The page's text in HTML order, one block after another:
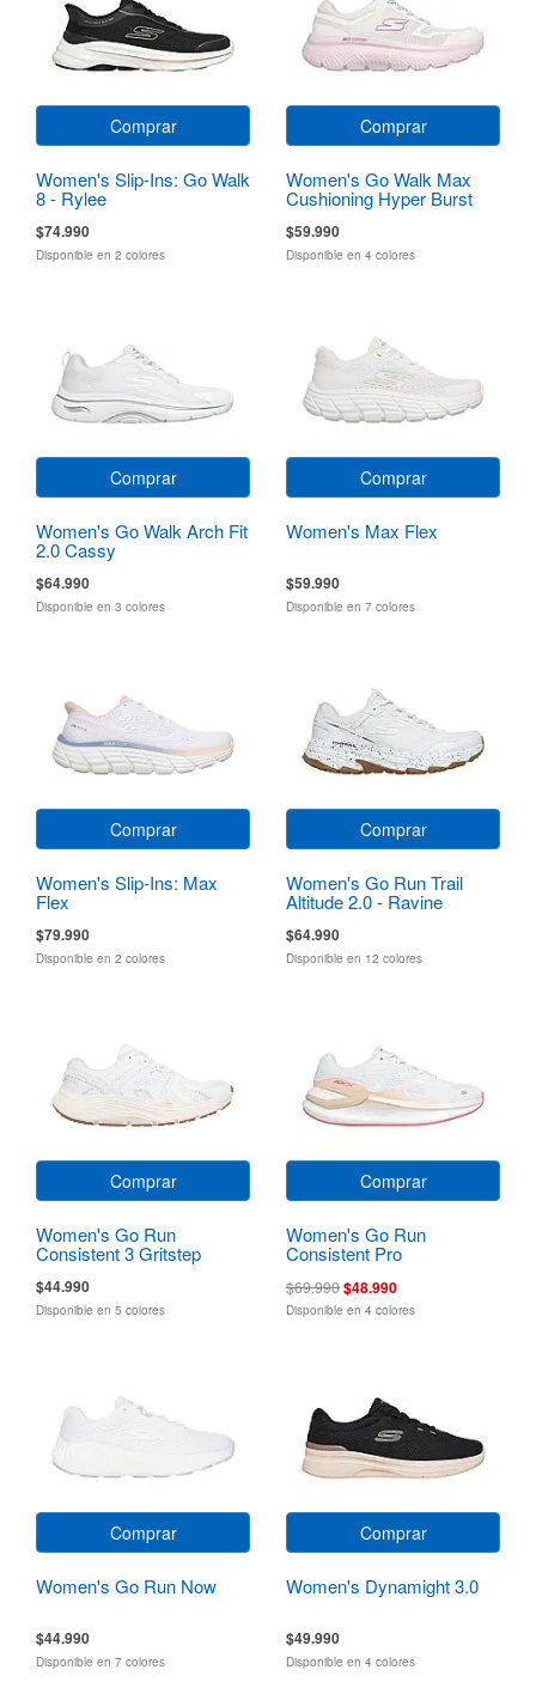
Comprar
Women's Slip-Ins: Go Walk
8 - Rylee
$74.990
Disponible en 2 colores
Comprar
Women's Go Walk Max
Cushioning Hyper Burst
$59.990
Disponible en 4 colores
Comprar
Women's Go Walk Arch Fit
2.0 Cassy
$64.990
Disponible en 3 colores
Comprar
Women's Max Flex
$59.990
Disponible en 7 colores
Comprar
Women's Slip-Ins: Max
Flex
$79.990
Disponible en 2 colores
Comprar
Women's Go Run Trail
Altitude 2.0 - Ravine
$64.990
Disponible en 12 colores
Comprar
Women's Go Run
Consistent 3 Gritstep
$44.990
Disponible en 5 colores
Comprar
Women's Go Run
Consistent Pro
$69.990$48.990
Disponible en 4 colores
Comprar
Women's Go Run Now
$44.990
Disponible en 7 colores
Comprar
Women's Dynamight 3.0
$49.990
Disponible en 4 colores